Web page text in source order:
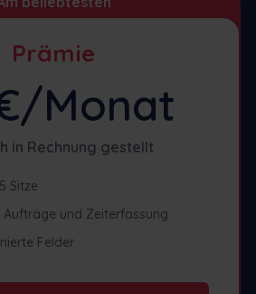
Prämie
Monat
in Rechnung gestellt
Sitze
Aufträge und Zeiterfassung
Felder